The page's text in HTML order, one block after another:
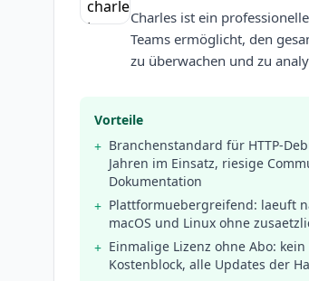
Charles ist ein
Teams ermöglicht, den
zu überwachen und zu
Vorteile
+ Branchenstandard für HTTP-
Jahren im Einsatz, riesige
Dokumentation
+ Plattformuebergreifend: laeuft
macOS und Linux ohne
+ Einmalige Lizenz ohne Abo:
Kostenblock, alle Updates der